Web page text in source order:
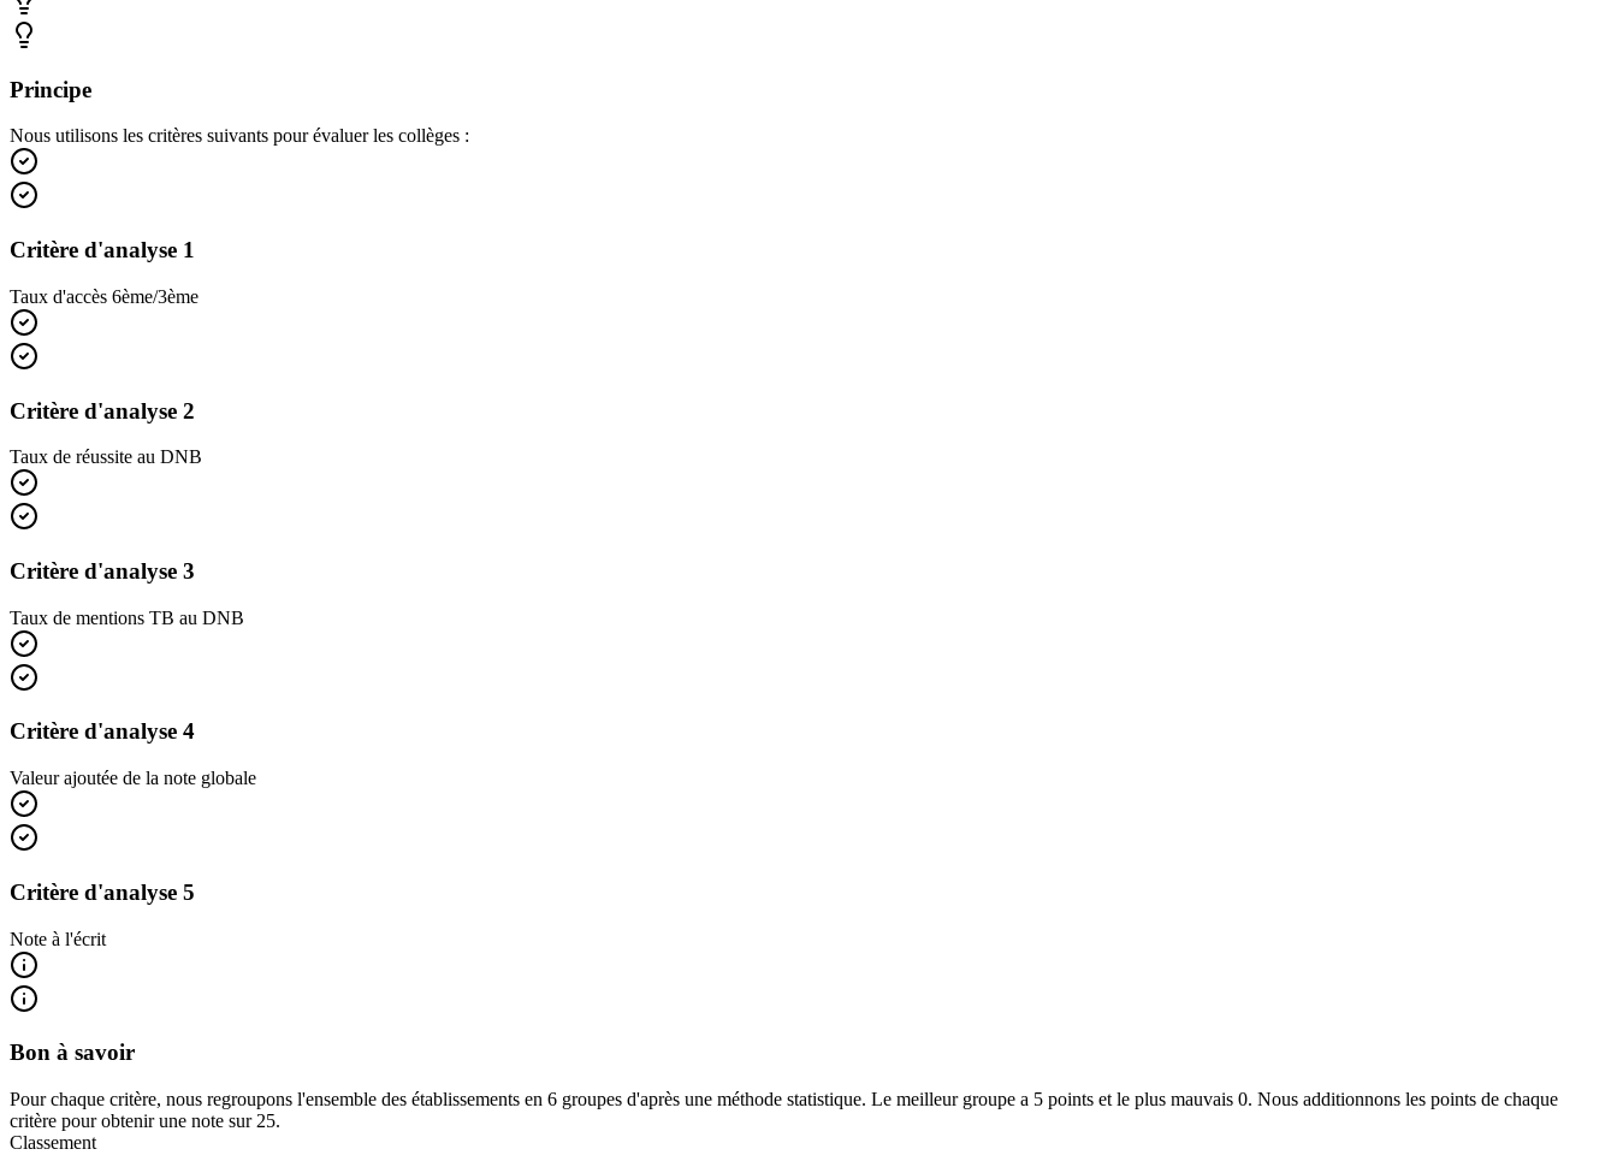
Principe
Nous utilisons les critères suivants pour évaluer les collèges :
Critère d'analyse 1
Taux d'accès 6ème/3ème
Critère d'analyse 2
Taux de réussite au DNB
Critère d'analyse 3
Taux de mentions TB au DNB
Critère d'analyse 4
Valeur ajoutée de la note globale
Critère d'analyse 5
Note à l'écrit
Bon à savoir
Pour chaque critère, nous regroupons l'ensemble des établissements en 6 groupes d'après une méthode statistique. Le meilleur groupe a 5 points et le plus mauvais 0. Nous additionnons les points de chaque
critère pour obtenir une note sur 25.
Classement